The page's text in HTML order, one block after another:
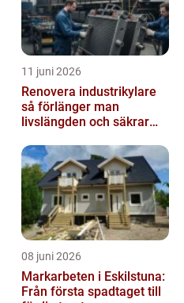
11 juni 2026
Renovera industrikylare
så förlänger man
livslängden och säkrar
08 juni 2026
Markarbeten i Eskilstuna:
Från första spadtaget till